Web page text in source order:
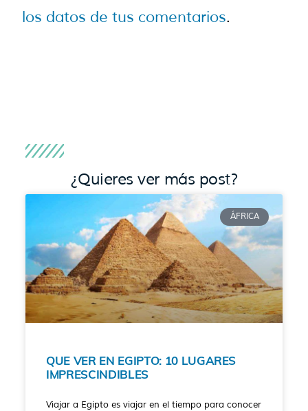
los datos de tus comentarios.
¿Quieres ver más post?
ÁFRICA
QUE VER EN EGIPTO: 10 LUGARES
IMPRESCINDIBLES
Viajar a Egipto es viajar en el tiempo para conocer